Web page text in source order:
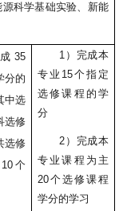
科学基础实验、新能
35
分的
中选
选修
选修
10 个
1） 完成本
专业 15个指定
选修课程的学
分
2） 完成本
专业课程为主
20个选修课程
学分的学习